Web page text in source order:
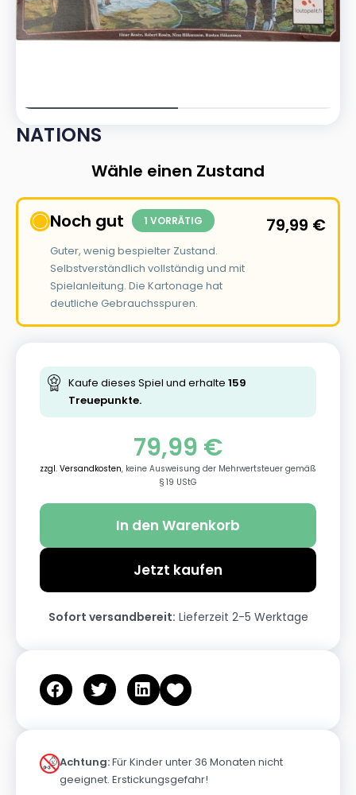
NATIONS
Wähle einen Zustand
Noch gut 1 VORRÄTIG
Guter, wenig bespielter Zustand.
Selbstverständlich vollständig und mit
Spielanleitung. Die Kartonage hat
deutliche Gebrauchsspuren.
79,99 €
Kaufe dieses Spiel und erhalte 159
Treuepunkte.
79,99 €
zzgl. Versandkosten, keine Ausweisung der Mehrwertsteuer gemäß
§ 19 UStG
In den Warenkorb
Jetzt kaufen
Sofort versandbereit: Lieferzeit 2-5 Werktage
Achtung:Für Kinder unter 36 Monaten nicht
geeignet. Erstickungsgefahr!